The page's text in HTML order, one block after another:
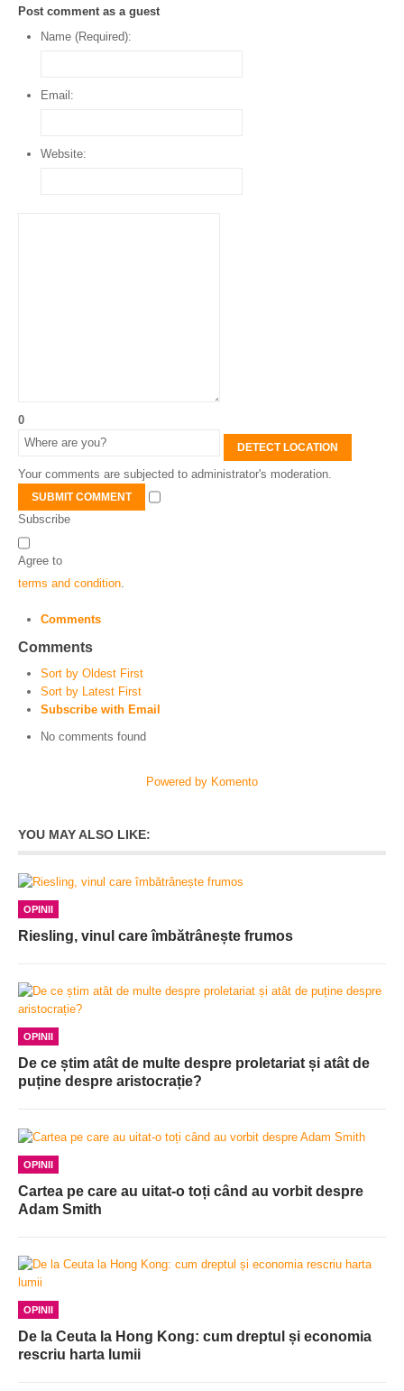
Post comment as a guest
Name (Required):
Email:
Website:
0
DETECT LOCATION
Your comments are subjected to administrator's moderation.
SUBMIT COMMENT
Subscribe
Agree to
terms and condition
Comments
Comments
Sort by Oldest First
Sort by Latest First
Subscribe with Email
No comments found
Powered by Komento
YOU MAY ALSO LIKE:
OPINII
Riesling, vinul care îmbătrânește frumos
OPINII
De ce știm atât de multe despre proletariat și atât de
puține despre aristocrație?
OPINII
Cartea pe care au uitat-o toți când au vorbit despre
Adam Smith
OPINII
De la Ceuta la Hong Kong: cum dreptul și economia
rescriu harta lumii